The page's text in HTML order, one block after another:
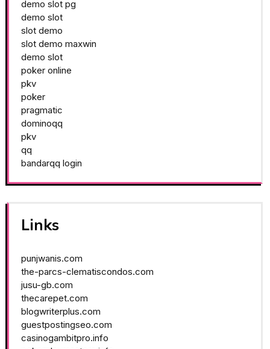
demo slot pg
demo slot
slot demo
slot demo maxwin
demo slot
poker online
pkv
poker
pragmatic
dominoqq
pkv
qq
bandarqq login
Links
punjwanis.com
the-parcs-clematiscondos.com
jusu-gb.com
thecarepet.com
blogwriterplus.com
guestpostingseo.com
casinogambitpro.info